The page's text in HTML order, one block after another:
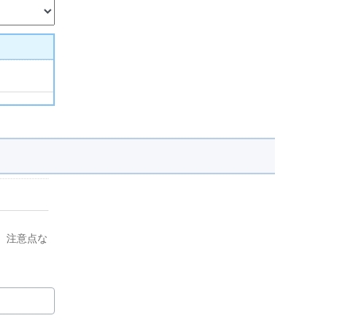
注意点な